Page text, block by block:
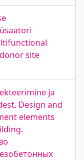
site
ja
Design and
elements